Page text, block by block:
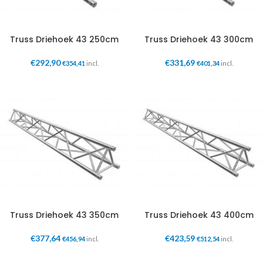
Truss Driehoek 43 250cm
€292,90 €354,41 incl.
Truss Driehoek 43 300cm
€331,69 €401,34incl.
Truss Driehoek 43 350cm
€377,64 €456,94incl.
Truss Driehoek 43 400cm
€423,59 €512,54incl.